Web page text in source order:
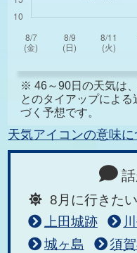
※ 46～90日の天気は
とのタイアップによ
づく予想です。
天気アイコンの意味に
8月に行きた
上田城跡
城ヶ島
須